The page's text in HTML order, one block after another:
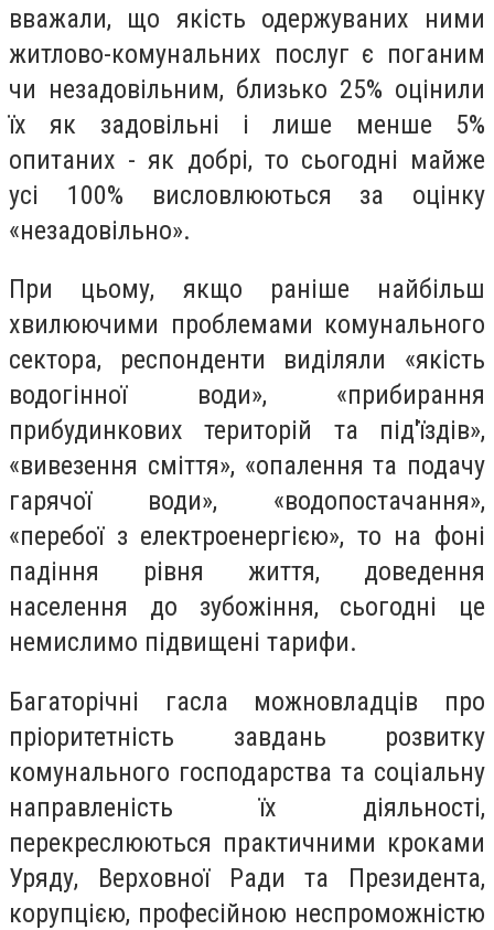
вважали, що якість одержуваних ними
житлово-комунальних послуг є поганим
чи незадовільним, близько 25% оцінили
їх як задовільні і лише менше 5%
опитаних - як добрі, то сьогодні майже
усі 100% висловлюються за оцінку
«незадовільно».
При цьому, якщо раніше найбільш
хвилюючими проблемами комунального
сектора, респонденти виділяли «якість
водогінної води», «прибирання
прибудинкових територій та під'їздів»,
«вивезення сміття», «опалення та подачу
гарячої води», «водопостачання»,
«перебої з електроенергією», то на фоні
падіння рівня життя, доведення
населення до зубожіння, сьогодні це
немислимо підвищені тарифи.
Багаторічні гасла можновладців про
пріоритетність завдань розвитку
комунального господарства та соціальну
направленість їх діяльності,
перекреслюються практичними кроками
Уряду, Верховної Ради та Президента,
корупцією, професійною неспроможністю